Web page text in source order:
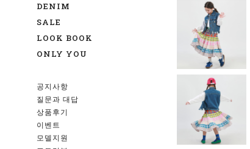
DENIM
SALE
LOOK BOOK
ONLY YOU
공지사항
질문과 대답
상품후기
이벤트
모델지원